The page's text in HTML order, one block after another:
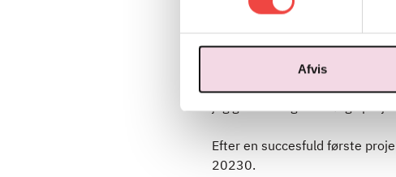
Afvis
”Der er brug for at gå helt
som vi plejer, hvis vi skal
unge tager en
som her at gøre den grønne
spændende at gøre Hotel- og
jeg glæder mig til at følge
Efter en succesfuld første
20230.